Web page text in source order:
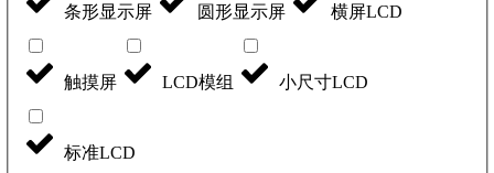
条形显示屏 圆形显示屏 横屏LCD
触摸屏 LCD模组 小尺寸LCD
标准LCD